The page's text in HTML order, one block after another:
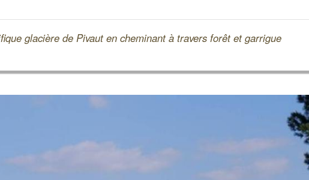
glacière de Pivaut en cheminant à travers forêt et garrigue